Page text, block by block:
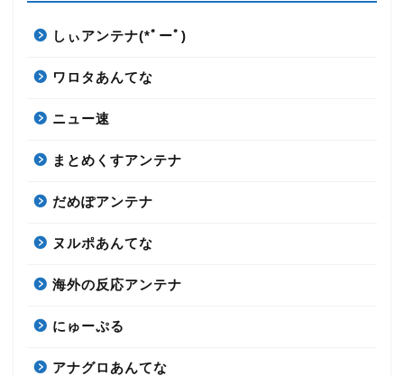
しぃアンテナ(*ﾟーﾟ)
ワロタあんてな
ニュー速
まとめくすアンテナ
だめぽアンテナ
ヌルポあんてな
海外の反応アンテナ
にゅーぷる
アナグロあんてな